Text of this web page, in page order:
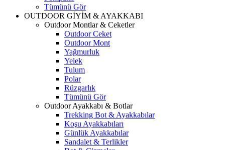
Tümünü Gör
OUTDOOR GİYİM & AYAKKABI
Outdoor Montlar & Ceketler
Outdoor Ceket
Outdoor Mont
Yağmurluk
Yelek
Tulum
Polar
Rüzgarlık
Tümünü Gör
Outdoor Ayakkabı & Botlar
Trekking Bot & Ayakkabılar
Koşu Ayakkabıları
Günlük Ayakkabılar
Sandalet & Terlikler